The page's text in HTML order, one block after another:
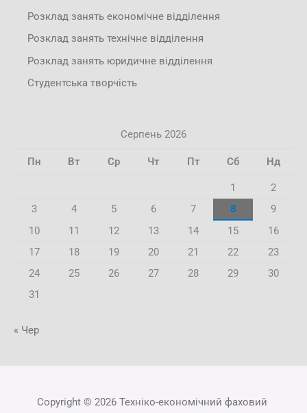
Розклад занять економічне відділення
Розклад занять технічне відділення
Розклад занять юридичне відділення
Студентська творчість
Серпень 2026
Пн Вт Ср Чт Пт Сб Нд
1
2
3
4 5 6 7 8
9
10
11 12 13 14 15
16
17
18 19 20 21 22
23
24
25 26 27 28 29
30
31
« Чер
Copyright © 2026 Техніко-економічний фаховий